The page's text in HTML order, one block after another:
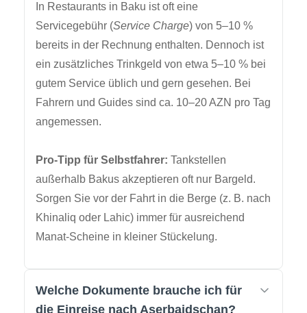
In Restaurants in Baku ist oft eine
Servicegebühr (Service Charge) von 5–10 %
bereits in der Rechnung enthalten. Dennoch ist
ein zusätzliches Trinkgeld von etwa 5–10 % bei
gutem Service üblich und gern gesehen. Bei
Fahrern und Guides sind ca. 10–20 AZN pro Tag
angemessen.
Pro-Tipp für Selbstfahrer: Tankstellen
außerhalb Bakus akzeptieren oft nur Bargeld.
Sorgen Sie vor der Fahrt in die Berge (z. B. nach
Khinaliq oder Lahic) immer für ausreichend
Manat-Scheine in kleiner Stückelung.
Welche Dokumente brauche ich für
die Einreise nach Aserbaidschan?